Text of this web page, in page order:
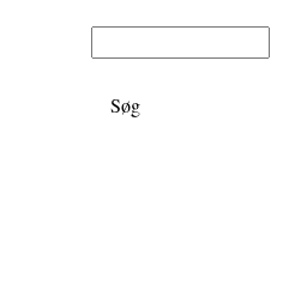
Søg